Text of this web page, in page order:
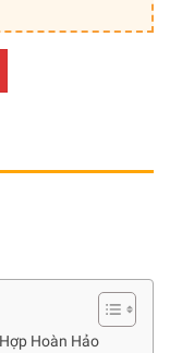
- Mã: PNW 045 số
Hoàn Hảo